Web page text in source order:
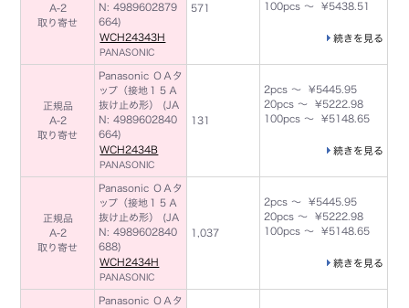
A-2
取り寄せ
N: 4989602879
664)
WCH24343H
PANASONIC
571
100pcs ～ ¥5438.51
続きを見る
正規品
A-2
取り寄せ
Panasonic ＯＡタ
ップ（接地１５Ａ
抜け止め形） (JA
N: 4989602840
664)
WCH2434B
PANASONIC
131
2pcs ～ ¥5445.95
20pcs ～ ¥5222.98
100pcs ～ ¥5148.65
続きを見る
正規品
A-2
取り寄せ
Panasonic ＯＡタ
ップ（接地１５Ａ
抜け止め形） (JA
N: 4989602840
688)
WCH2434H
PANASONIC
1,037
2pcs ～ ¥5445.95
20pcs ～ ¥5222.98
100pcs ～ ¥5148.65
続きを見る
Panasonic ＯＡタ